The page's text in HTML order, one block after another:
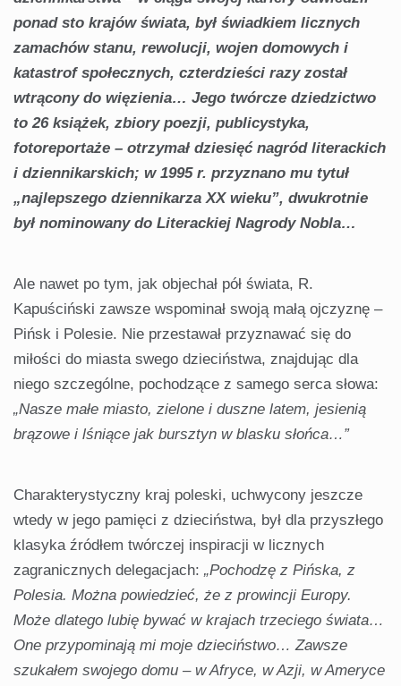
ponad sto krajów świata, był świadkiem licznych
zamachów stanu, rewolucji, wojen domowych i
katastrof społecznych, czterdzieści razy został
wtrącony do więzienia… Jego twórcze dziedzictwo
to 26 książek, zbiory poezji, publicystyka,
fotoreportaże – otrzymał dziesięć nagród literackich
i dziennikarskich; w 1995 r. przyznano mu tytuł
„najlepszego dziennikarza XX wieku”, dwukrotnie
był nominowany do Literackiej Nagrody Nobla…
Ale nawet po tym, jak objechał pół świata, R.
Kapuściński zawsze wspominał swoją małą ojczyznę –
Pińsk i Polesie. Nie przestawał przyznawać się do
miłości do miasta swego dzieciństwa, znajdując dla
niego szczególne, pochodzące z samego serca słowa:
„Nasze małe miasto, zielone i duszne latem, jesienią
brązowe i lśniące jak bursztyn w blasku słońca…”
Charakterystyczny kraj poleski, uchwycony jeszcze
wtedy w jego pamięci z dzieciństwa, był dla przyszłego
klasyka źródłem twórczej inspiracji w licznych
zagranicznych delegacjach: „Pochodzę z Pińska, z
Polesia. Można powiedzieć, że z prowincji Europy.
Może dlatego lubię bywać w krajach trzeciego świata…
One przypominają mi moje dzieciństwo… Zawsze
szukałem swojego domu – w Afryce, w Azji, w Ameryce